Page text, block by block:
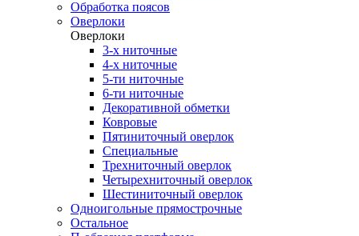
Обработка поясов
Оверлоки
Оверлоки
3-х ниточные
4-х ниточные
5-ти ниточные
6-ти ниточные
Декоративной обметки
Ковровые
Пятиниточный оверлок
Специальные
Трехниточный оверлок
Четырехниточный оверлок
Шестиниточный оверлок
Одноигольные прямострочные
Остальное